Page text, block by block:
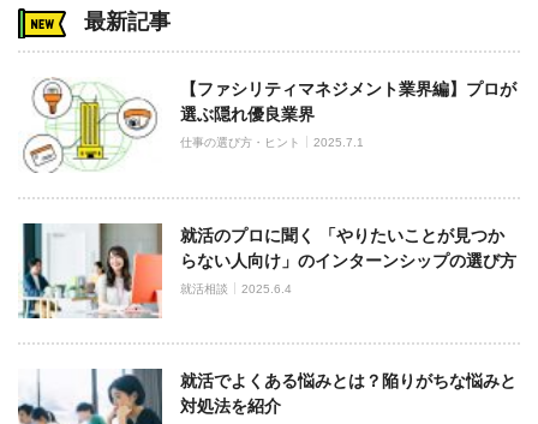
最新記事
【ファシリティマネジメント業界編】プロが
選ぶ隠れ優良業界
仕事の選び方・ヒント 2025.7.1
就活のプロに聞く 「やりたいことが見つか
らない人向け」のインターンシップの選び方
就活相談 2025.6.4
就活でよくある悩みとは？陥りがちな悩みと
対処法を紹介